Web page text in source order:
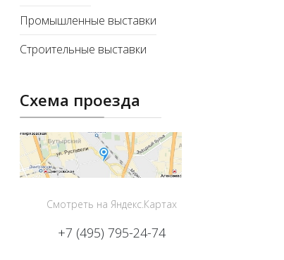
Промышленные выставки
Строительные выставки
Схема проезда
Смотреть на Яндекс.Картах
+7 (495) 795-24-74